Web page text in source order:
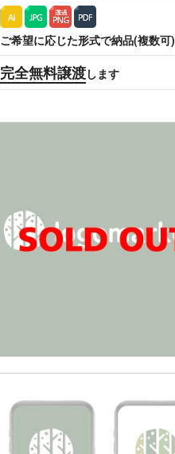
ご希望に応じた形式で納品(複数可)
完全無料譲渡します